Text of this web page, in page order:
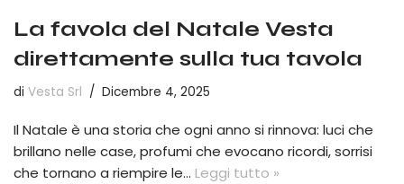
La favola del Natale Vesta
direttamente sulla tua tavola
di Vesta Srl Dicembre 4, 2025
Il Natale è una storia che ogni anno si rinnova: luci che
brillano nelle case, profumi che evocano ricordi, sorrisi
che tornano a riempire le… Leggi tutto »